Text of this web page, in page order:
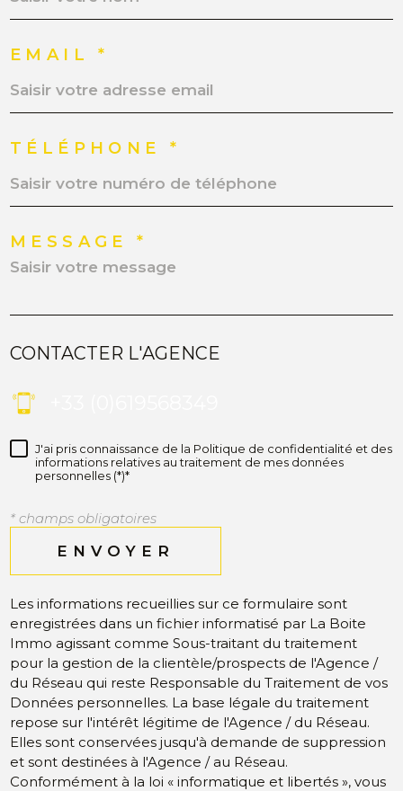
EMAIL *
TÉLÉPHONE *
MESSAGE *
CONTACTER L'AGENCE
J'ai pris connaissance de la Politique de confidentialité et des
informations relatives au traitement de mes données
personnelles (*)*
* champs obligatoires
ENVOYER
Les informations recueillies sur ce formulaire sont
enregistrées dans un fichier informatisé par La Boite
Immo agissant comme Sous-traitant du traitement
pour la gestion de la clientèle/prospects de l'Agence /
du Réseau qui reste Responsable du Traitement de vos
Données personnelles. La base légale du traitement
repose sur l'intérêt légitime de l'Agence / du Réseau.
Elles sont conservées jusqu'à demande de suppression
et sont destinées à l'Agence / au Réseau.
Conformément à la loi « informatique et libertés », vous